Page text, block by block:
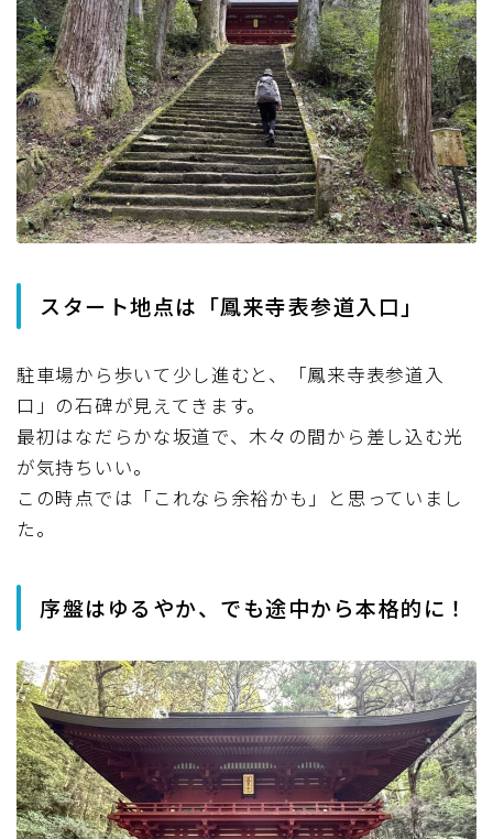
スタート地点は「鳳来寺表参道入口」
駐車場から歩いて少し進むと、「鳳来寺表参道入
口」の石碑が見えてきます。
最初はなだらかな坂道で、木々の間から差し込む光
が気持ちいい。
この時点では「これなら余裕かも」と思っていまし
た。
序盤はゆるやか、でも途中から本格的に！